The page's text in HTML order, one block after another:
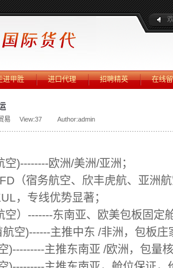
进甲胜 进口代理 招聘精英 在线
易 View:37 Author:admin
)--------欧洲/美洲/亚洲；
（宿务航空、欣丰虎航、亚洲
，专线优势显著；
空）-------东南亚、欧美包板固定
空)------主推中东 /非洲，包板
)---------主推东南亚 /欧洲，包量